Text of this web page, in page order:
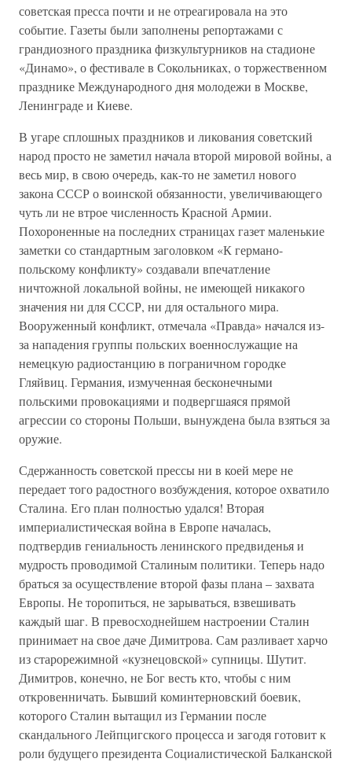
советская пресса почти и не отреагировала на это
событие. Газеты были заполнены репортажами с
грандиозного праздника физкультурников на стадионе
«Динамо», о фестивале в Сокольниках, о торжественном
празднике Международного дня молодежи в Москве,
Ленинграде и Киеве.
В угаре сплошных праздников и ликования советский
народ просто не заметил начала второй мировой войны, а
весь мир, в свою очередь, как-то не заметил нового
закона СССР о воинской обязанности, увеличивающего
чуть ли не втрое численность Красной Армии.
Похороненные на последних страницах газет маленькие
заметки со стандартным заголовком «К германо-
польскому конфликту» создавали впечатление
ничтожной локальной войны, не имеющей никакого
значения ни для СССР, ни для остального мира.
Вооруженный конфликт, отмечала «Правда» начался из-
за нападения группы польских военнослужащие на
немецкую радиостанцию в пограничном городке
Гляйвиц. Германия, измученная бесконечными
польскими провокациями и подвергшаяся прямой
агрессии со стороны Польши, вынуждена была взяться за
оружие.
Сдержанность советской прессы ни в коей мере не
передает того радостного возбуждения, которое охватило
Сталина. Его план полностью удался! Вторая
империалистическая война в Европе началась,
подтвердив гениальность ленинского предвиденья и
мудрость проводимой Сталиным политики. Теперь надо
браться за осуществление второй фазы плана – захвата
Европы. Не торопиться, не зарываться, взвешивать
каждый шаг. В превосходнейшем настроении Сталин
принимает на свое даче Димитрова. Сам разливает харчо
из старорежимной «кузнецовской» супницы. Шутит.
Димитров, конечно, не Бог весть кто, чтобы с ним
откровенничать. Бывший коминтерновский боевик,
которого Сталин вытащил из Германии после
скандального Лейпцигского процесса и загодя готовит к
роли будущего президента Социалистической Балканской